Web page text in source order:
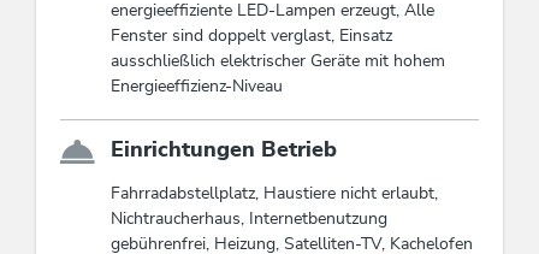
energieeffiziente LED-Lampen erzeugt, Alle
Fenster sind doppelt verglast, Einsatz
ausschließlich elektrischer Geräte mit hohem
Energieeffizienz-Niveau
Einrichtungen Betrieb
Fahrradabstellplatz, Haustiere nicht erlaubt,
Nichtraucherhaus, Internetbenutzung
gebührenfrei, Heizung, Satelliten-TV, Kachelofen